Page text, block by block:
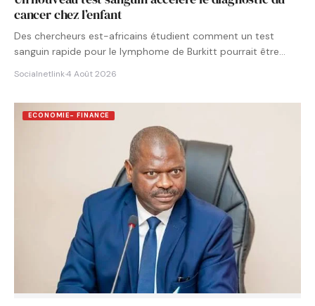
cancer chez l’enfant
Des chercheurs est-africains étudient comment un test
sanguin rapide pour le lymphome de Burkitt pourrait être
Socialnetlink·4 Août 2026
ECONOMIE- FINANCE